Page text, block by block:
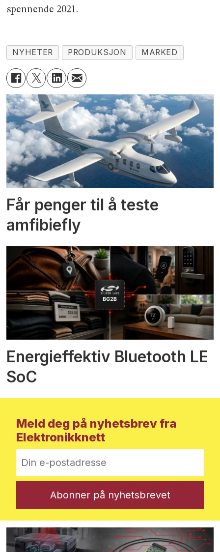
spennende 2021.
NYHETER PRODUKSJON MARKED
Får penger til å teste
amfibiefly
Energieffektiv Bluetooth LE
SoC
Meld deg på nyhetsbrev fra
Elektronikknett